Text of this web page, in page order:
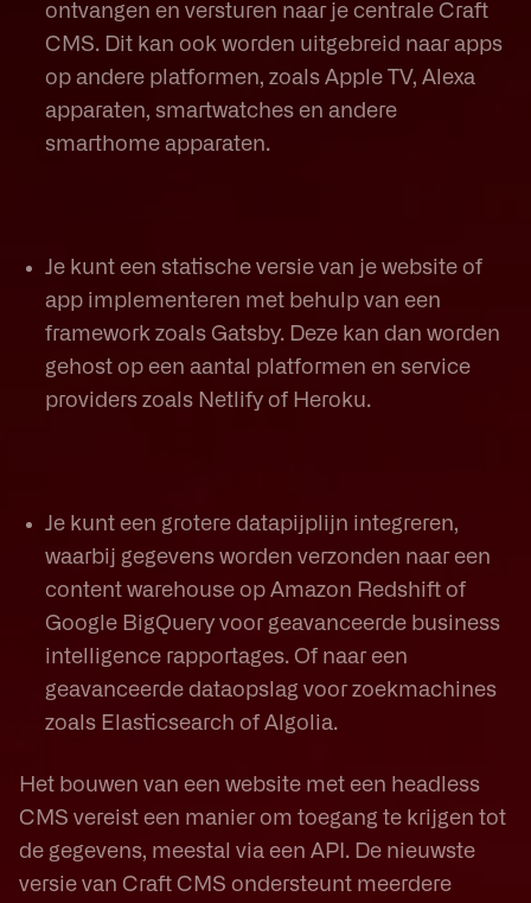
ontvangen en versturen naar je centrale Craft
CMS. Dit kan ook worden uitgebreid naar apps
op andere platformen, zoals Apple TV, Alexa
apparaten, smartwatches en andere
smarthome apparaten.
Je kunt een statische versie van je website of
app implementeren met behulp van een
framework zoals Gatsby. Deze kan dan worden
gehost op een aantal platformen en service
providers zoals Netlify of Heroku.
Je kunt een grotere datapijplijn integreren,
waarbij gegevens worden verzonden naar een
content warehouse op Amazon Redshift of
Google BigQuery voor geavanceerde business
intelligence rapportages. Of naar een
geavanceerde dataopslag voor zoekmachines
zoals Elasticsearch of Algolia.
Het bouwen van een website met een headless
CMS vereist een manier om toegang te krijgen tot
de gegevens, meestal via een API. De nieuwste
versie van Craft CMS ondersteunt meerdere